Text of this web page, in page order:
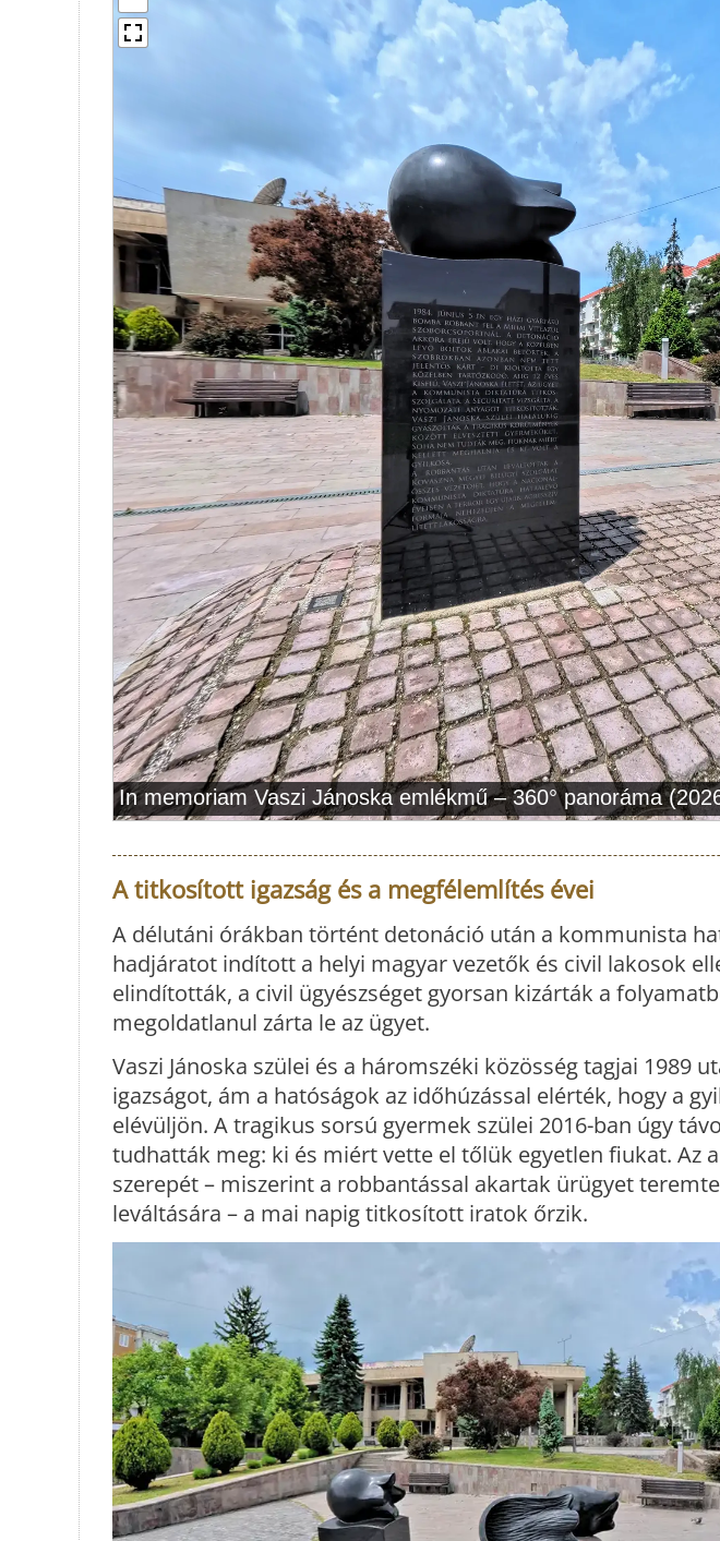
A titkosított igazság és a megfélemlítés évei
A délutáni órákban történt detonáció után a kommunista
hadjáratot indított a helyi magyar vezetők és civil lakosok
elindították, a civil ügyészséget gyorsan kizárták a
megoldatlanul zárta le az ügyet.
Vaszi Jánoska szülei és a háromszéki közösség tagjai 1989
igazságot, ám a hatóságok az időhúzással elérték, hogy a
elévüljön. A tragikus sorsú gyermek szülei 2016-ban úgy
tudhatták meg: ki és miért vette el tőlük egyetlen fiukat. Az
szerepét – miszerint a robbantással akartak ürügyet
leváltására – a mai napig titkosított iratok őrzik.